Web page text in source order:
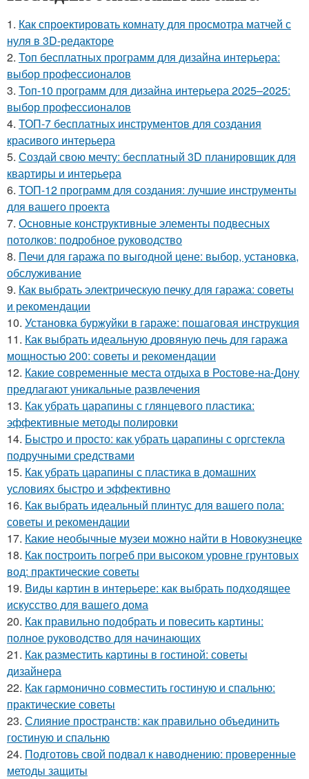
1. Как спроектировать комнату для просмотра матчей с
нуля в 3D-редакторе
2. Топ бесплатных программ для дизайна интерьера:
выбор профессионалов
3. Топ-10 программ для дизайна интерьера 2025–2025:
выбор профессионалов
4. ТОП-7 бесплатных инструментов для создания
красивого интерьера
5. Создай свою мечту: бесплатный 3D планировщик для
квартиры и интерьера
6. ТОП-12 программ для создания: лучшие инструменты
для вашего проекта
7. Основные конструктивные элементы подвесных
потолков: подробное руководство
8. Печи для гаража по выгодной цене: выбор, установка,
обслуживание
9. Как выбрать электрическую печку для гаража: советы
и рекомендации
10. Установка буржуйки в гараже: пошаговая инструкция
11. Как выбрать идеальную дровяную печь для гаража
мощностью 200: советы и рекомендации
12. Какие современные места отдыха в Ростове-на-Дону
предлагают уникальные развлечения
13. Как убрать царапины с глянцевого пластика:
эффективные методы полировки
14. Быстро и просто: как убрать царапины с оргстекла
подручными средствами
15. Как убрать царапины с пластика в домашних
условиях быстро и эффективно
16. Как выбрать идеальный плинтус для вашего пола:
советы и рекомендации
17. Какие необычные музеи можно найти в Новокузнецке
18. Как построить погреб при высоком уровне грунтовых
вод: практические советы
19. Виды картин в интерьере: как выбрать подходящее
искусство для вашего дома
20. Как правильно подобрать и повесить картины:
полное руководство для начинающих
21. Как разместить картины в гостиной: советы
дизайнера
22. Как гармонично совместить гостиную и спальню:
практические советы
23. Слияние пространств: как правильно объединить
гостиную и спальню
24. Подготовь свой подвал к наводнению: проверенные
методы защиты